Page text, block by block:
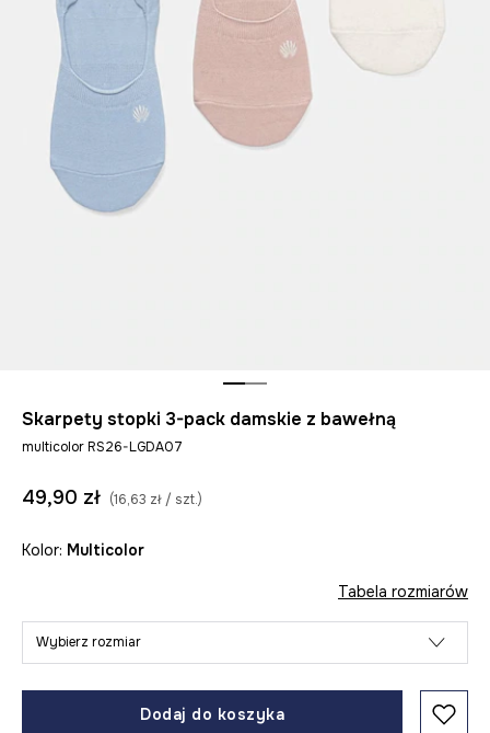
Skarpety stopki 3-pack damskie z bawełną
multicolor RS26-LGDA07
49,90 zł (16,63 zł / szt.)
Kolor: multicolor
Tabela rozmiarów
Wybierz rozmiar
Dodaj do koszyka